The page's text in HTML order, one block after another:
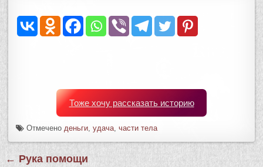
Тоже хочу рассказать историю
Отмеченоденьги,удача,части тела
Навигация
← Рука помощи